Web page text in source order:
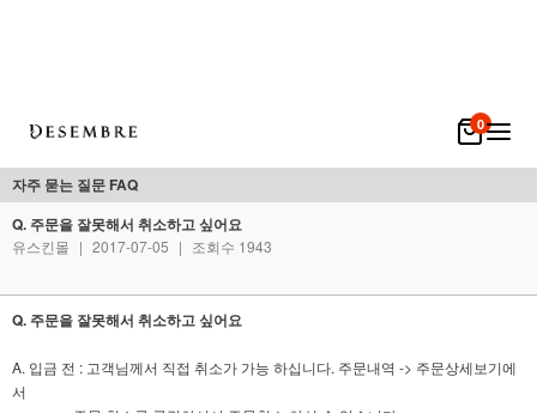
0
자주 묻는 질문 FAQ
Q. 주문을 잘못해서 취소하고 싶어요
유스킨몰 | 2017-07-05 | 조회수 1943
Q. 주문을 잘못해서 취소하고 싶어요
A. 입금 전 : 고객님께서 직접 취소가 가능 하십니다. 주문내역 -> 주문상세보기에
서